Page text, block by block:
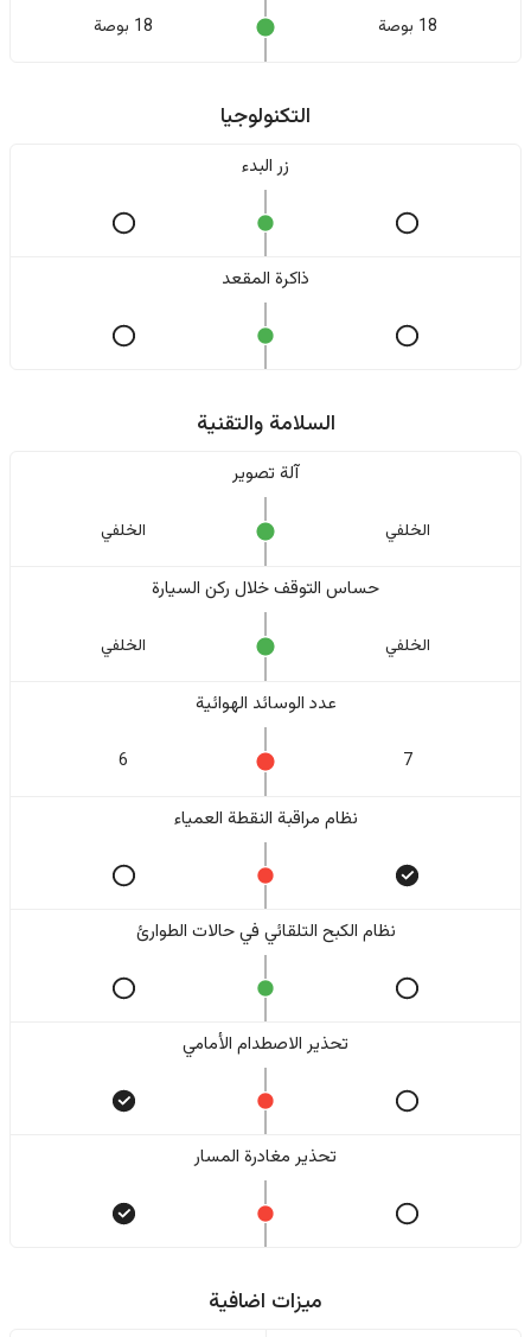
18 بوصة 18 بوصة
التكنولوجيا
زر البدء
ذاكرة المقعد
السلامة والتقنية
آلة تصوير
الخلفي الخلفي
حساس التوقف خلال ركن السيارة
الخلفي الخلفي
عدد الوسائد الهوائية
7
6
نظام مراقبة النقطة العمياء
نظام الكبح التلقائي في حالات الطوارئ
تحذير الاصطدام الأمامي
تحذير مغادرة المسار
ميزات اضافية